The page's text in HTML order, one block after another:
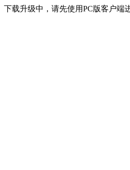
下载升级中，请先使用PC版客户端